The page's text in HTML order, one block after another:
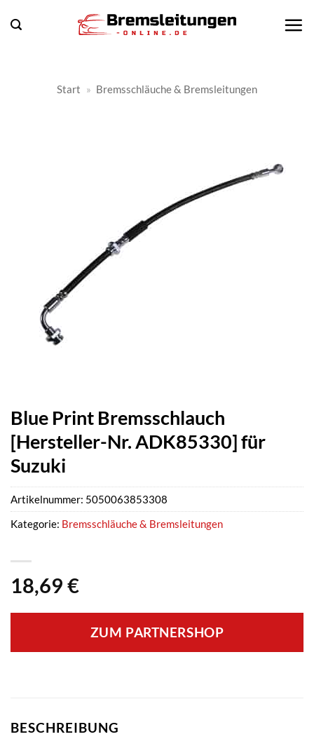
Inhalt
Start » Bremsschläuche & Bremsleitungen
Blue Print Bremsschlauch
[Hersteller-Nr. ADK85330] für
Suzuki
18,69 €
ZUM PARTNERSHOP
Artikelnummer: 5050063853308
Kategorie: Bremsschläuche & Bremsleitungen
BESCHREIBUNG